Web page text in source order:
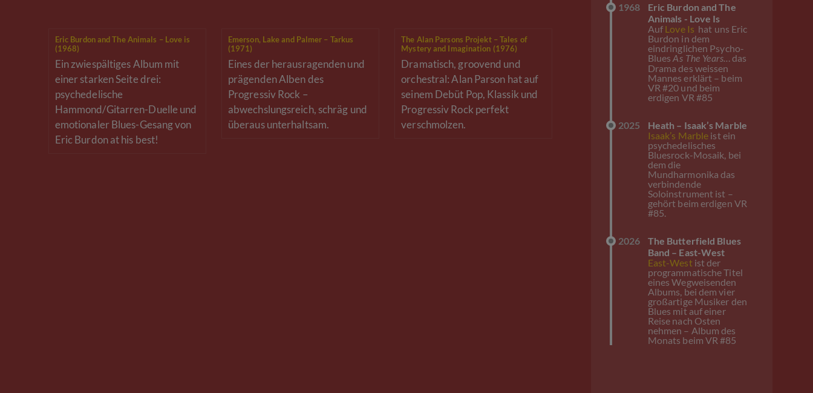
Eric Burdon and The Animals – Love is
(1968)
Ein zwiespältiges Album mit
einer starken Seite drei:
psychedelische
Hammond/Gitarren-Duelle und
emotionaler Blues-Gesang von
Eric Burdon at his best!
Emerson, Lake and Palmer – Tarkus
(1971)
Eines der herausragenden und
prägenden Alben des
Progressiv Rock –
abwechslungsreich, schräg und
überaus unterhaltsam.
The Alan Parsons Projekt – Tales of
Mystery and Imagination (1976)
Dramatisch, groovend und
orchestral: Alan Parson hat auf
seinem Debüt Pop, Klassik und
Progressiv Rock perfekt
verschmolzen.
1968
Eric Burdon and The
Animals - Love Is
Auf Love Is hat uns Eric
Burdon in dem
eindringlichen Psycho-
BluesAs The Years... das
Drama des weissen
Mannes erklärt – beim
VR #20 und beim
erdigen VR #85
2025
Heath – Isaak’s Marble
Isaak’s Marble ist ein
psychedelisches
Bluesrock-Mosaik, bei
dem die
Mundharmonika das
verbindende
Soloinstrument ist –
gehört beim erdigen VR
#85.
2026
The Butterfield Blues
Band – East-West
East-West ist der
programmatische Titel
eines Wegweisenden
Albums, bei dem vier
großartige Musiker den
Blues mit auf einer
Reise nach Osten
nehmen – Album des
Monats beim VR #85